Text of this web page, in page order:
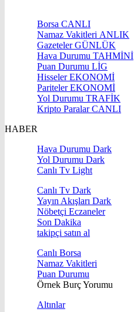
Borsa CANLI
Namaz Vakitleri ANLIK
GazetelerGÜNLÜK
Hava Durumu TAHMİNİ
Puan Durumu LİG
HisselerEKONOMİ
ParitelerEKONOMİ
Yol Durumu TRAFİK
Kripto ParalarCANLI
HABER
Hava Durumu Dark
Yol Durumu Dark
Canlı Tv Light
Canlı Tv Dark
Yayın Akışları Dark
Nöbetçi Eczaneler
Son Dakika
takipçi satın al
Canlı Borsa
Namaz Vakitleri
Puan Durumu
Örnek Burç Yorumu
Altınlar